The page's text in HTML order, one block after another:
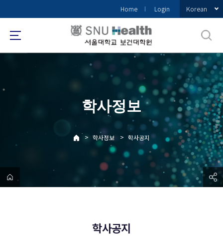
로
메
Home Login Korean
학사정보
> 학사정보 > 학사공지
학사공지